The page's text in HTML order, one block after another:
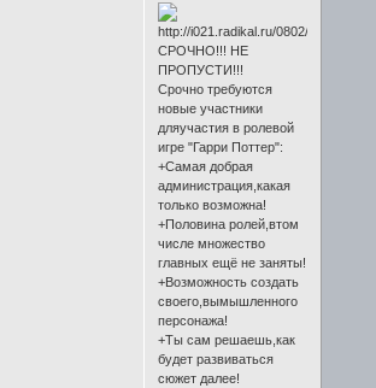
СРОЧНО!!! НЕ
ПРОПУСТИ!!!
Срочно требуются
новые участники
дляучастия в ролевой
игре "Гарри Поттер":
+Самая добрая
администрация,какая
только возможна!
+Половина ролей,втом
числе множество
главных ещё не заняты!
+Возможность создать
своего,вымышленного
персонажа!
+Ты сам решаешь,как
будет развиваться
сюжет далее!